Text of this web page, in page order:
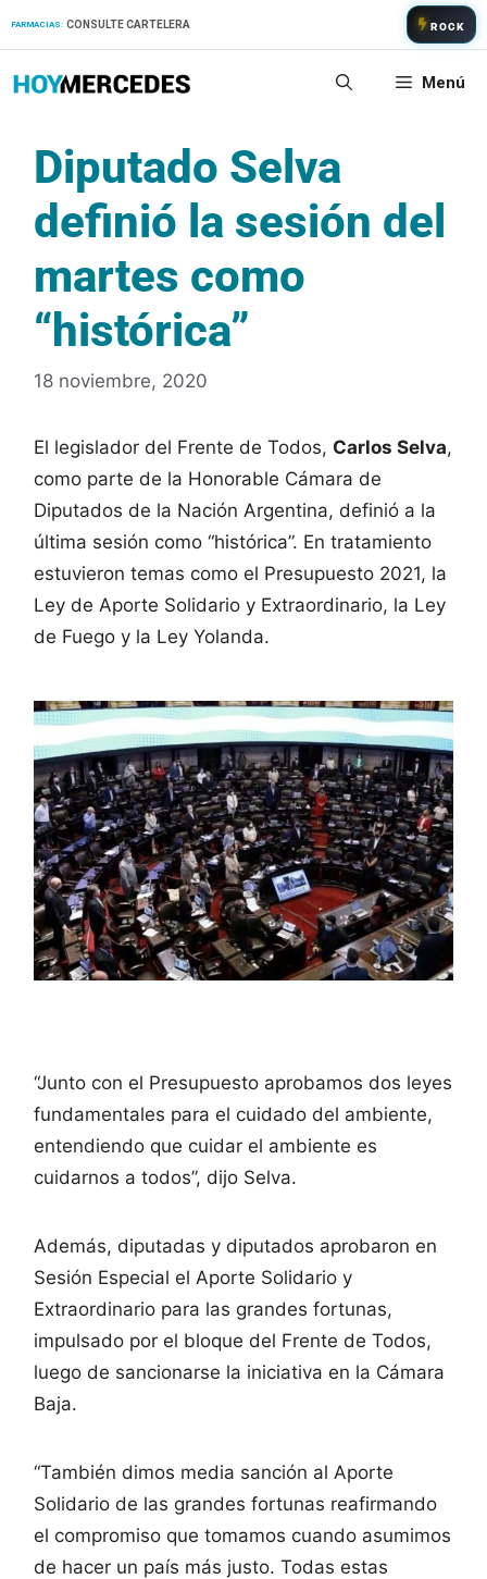
FARMACIAS: CONSULTE CARTELERA ROCK
Menú
Diputado Selva
definió la sesión del
martes como
“histórica”
18 noviembre, 2020
El legislador del Frente de Todos, Carlos Selva,
como parte de la Honorable Cámara de
Diputados de la Nación Argentina, definió a la
última sesión como “histórica”. En tratamiento
estuvieron temas como el Presupuesto 2021, la
Ley de Aporte Solidario y Extraordinario, la Ley
de Fuego y la Ley Yolanda.
“Junto con el Presupuesto aprobamos dos leyes
fundamentales para el cuidado del ambiente,
entendiendo que cuidar el ambiente es
cuidarnos a todos”, dijo Selva.
Además, diputadas y diputados aprobaron en
Sesión Especial el Aporte Solidario y
Extraordinario para las grandes fortunas,
impulsado por el bloque del Frente de Todos,
luego de sancionarse la iniciativa en la Cámara
Baja.
“También dimos media sanción al Aporte
Solidario de las grandes fortunas reafirmando
el compromiso que tomamos cuando asumimos
de hacer un país más justo. Todas estas